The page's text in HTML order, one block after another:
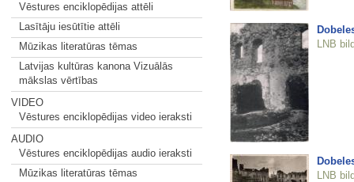
Vēstures enciklopēdijas attēli
Lasītāju iesūtītie attēli
Mūzikas literatūras tēmas
Latvijas kultūras kanona Vizuālās
mākslas vērtības
VIDEO
Vēstures enciklopēdijas video ieraksti
AUDIO
Vēstures enciklopēdijas audio ieraksti
Mūzikas literatūras tēmas
LNB
LNB